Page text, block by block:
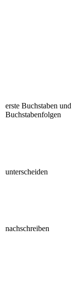
erste Buchstaben und
Buchstabenfolgen
unterscheiden
nachschreiben